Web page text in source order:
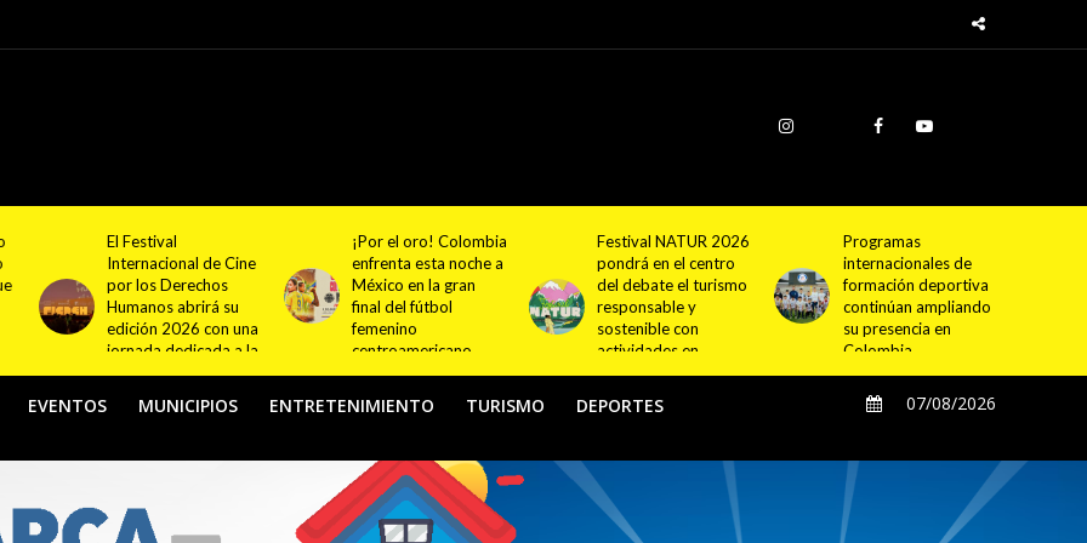
¡Por el oro! Colombia
enfrenta esta noche a
México en la gran
final del fútbol
femenino
centroamericano
Festival NATUR 2026
pondrá en el centro
del debate el turismo
responsable y
sostenible con
actividades en
Bogotá y Guasca
Programas
internacionales de
formación deportiva
continúan ampliando
su presencia en
Colombia
Cundinamarca
proyecta la
construcción de
4.000 nuevas
viviendas en 12
municipios
EVENTOS MUNICIPIOS ENTRETENIMIENTO TURISMO DEPORTES 07/08/2026